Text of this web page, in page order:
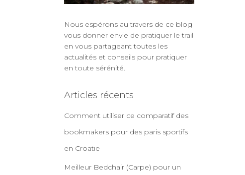
Nous espérons au travers de ce blog
vous donner envie de pratiquer le trail
en vous partageanttoutes les
actualitéset conseils pour pratiquer
en toute sérénité.
Articles récents
Comment utiliser ce comparatif des
bookmakers pour des paris sportifs
en Croatie
Meilleur Bedchair (Carpe) pour un